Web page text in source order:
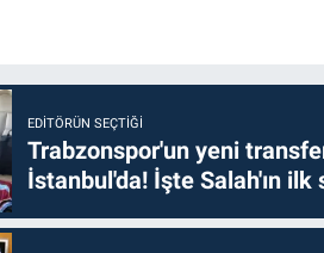
EDITÖRÜN SEÇTIĞI
Trabzonspor'un yeni
İstanbul'da! İşte Salah'ın ilk